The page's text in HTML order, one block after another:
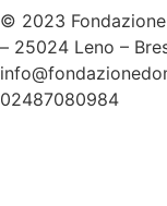
© 2023
– 25024 Leno –
02487080984